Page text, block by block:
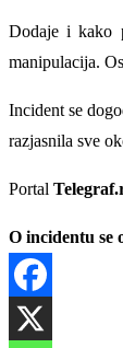
Dodaje i kako
manipulacija.
Incident se
razjasnila sve
Portal
O incidentu se